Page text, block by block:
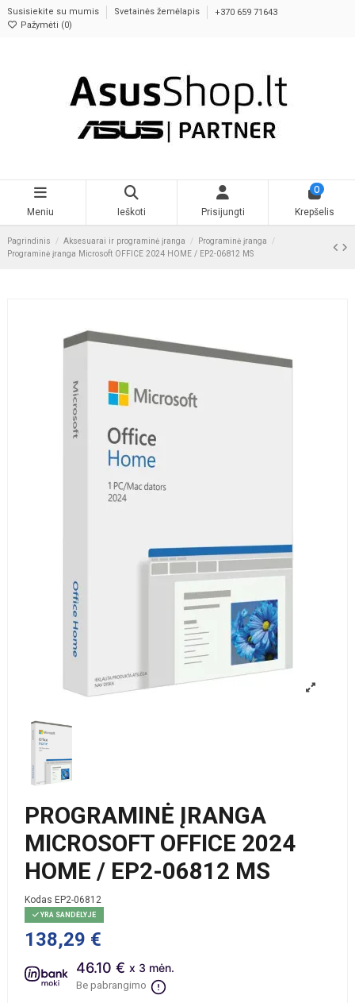
Susisiekite su mumis Svetainės žemėlapis
+370 659 71643
Pažymėti (0)
Meniu Ieškoti Prisijungti
0
Krepšelis
Pagrindinis Aksesuarai ir programinė įranga
Programinė įranga
Programinė įranga Microsoft OFFICE 2024 HOME / EP2-06812 MS
PROGRAMINĖ ĮRANGA
MICROSOFT OFFICE 2024
HOME / EP2-06812 MS
Kodas EP2-06812
YRA SANDĖLYJE
138,29 €
46.10 € x 3 mėn.
Be pabrangimo